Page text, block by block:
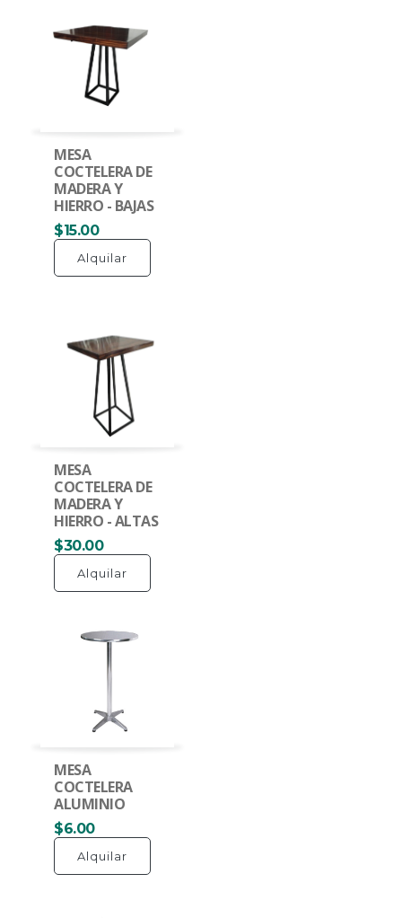
MESA
COCTELERA DE
MADERA Y
HIERRO - BAJAS
$15.00
Alquilar
MESA
COCTELERA DE
MADERA Y
HIERRO - ALTAS
$30.00
Alquilar
MESA
COCTELERA
ALUMINIO
$6.00
Alquilar